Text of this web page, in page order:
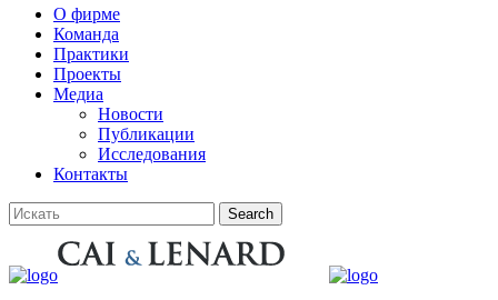
О фирме
Команда
Практики
Проекты
Медиа
Новости
Публикации
Исследования
Контакты